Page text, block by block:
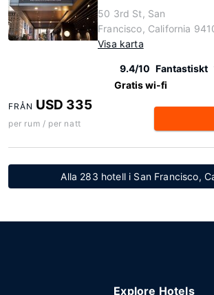
50 3rd St, San
Francisco, California
Visa karta
9.4/10 Fantastiskt
Gratis wi-fi
FRÅN USD 335
per rum / per natt
Alla 283 hotell i San Francisco,
Explore Hotels